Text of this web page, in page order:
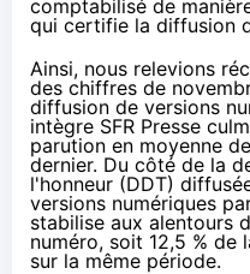
comptabilisé de
qui certifie la diffusion
Ainsi, nous relevions
des chiffres de
diffusion de versions
intègre SFR Presse
parution en moyenne
dernier. Du côté de la
l'honneur (DDT)
versions numériques
stabilise aux alentours
numéro, soit 12,5 % de
sur la même période.